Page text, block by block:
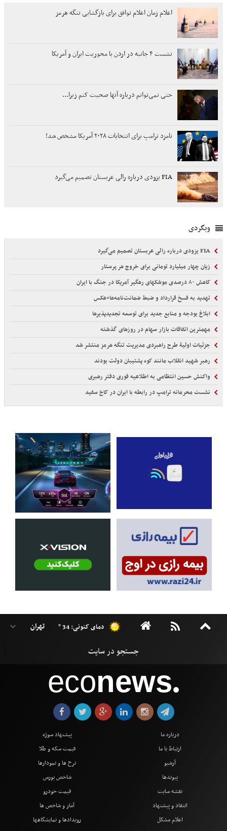
اعلام زمان اعلام توافق برای بازگشایی تنگه هرمز
نشست ۴ جانبه در اردن با محوریت ایران و آمریکا
حتی نمی‌توانم درباره آنها صحبت کنم زیرا...
نامزد ترامپ برای انتخابات ۲۰۲۸ آمریکا مشخص شد!
FIA یزودی درباره رالی عربستان تصمیم می‌گیرد
وبگردی
زیان چهار میلیارد تومانی برای خروج هر پرستار
کاهش ۸۰ درصدی موشکهای رهگیر آمریکا در جنگ با ایران
تهدید به فسخ قرارداد و ضبط ضمانت‌نامه‌ها+عکس
ابلاغ بودجه و منابع جدید برای توسعه تجدیدپذیرها
مهمترین اتفاقات بازار سهام در روزهای گذشته
جزئیات اولیۀ طرح راهبردی مدیریت تنگه هرمز منتشر شد
رهبر شهید انقلاب مانند کوه پشتیبان دولت بودند
واکنش حسین انتظامی به اطلاعیه فوری دفتر رهبری
نشست محرمانه ترامپ در رابطه با ایران در کاخ سفید
دمای کنونی: 34 °
econews●
درباره ما
ارتباط با ما
آرشیو
پیوندها
نقشه سایت
انتقاد و پیشنهاد
اعلام مشکل
پیشنهاد سوژه
قیمت سکه و طلا
نرخ ها و نمودارها
شاخص بورس
قیمت خودرو
آمار و شاخص ها
رویدادها و نمایشگاهها